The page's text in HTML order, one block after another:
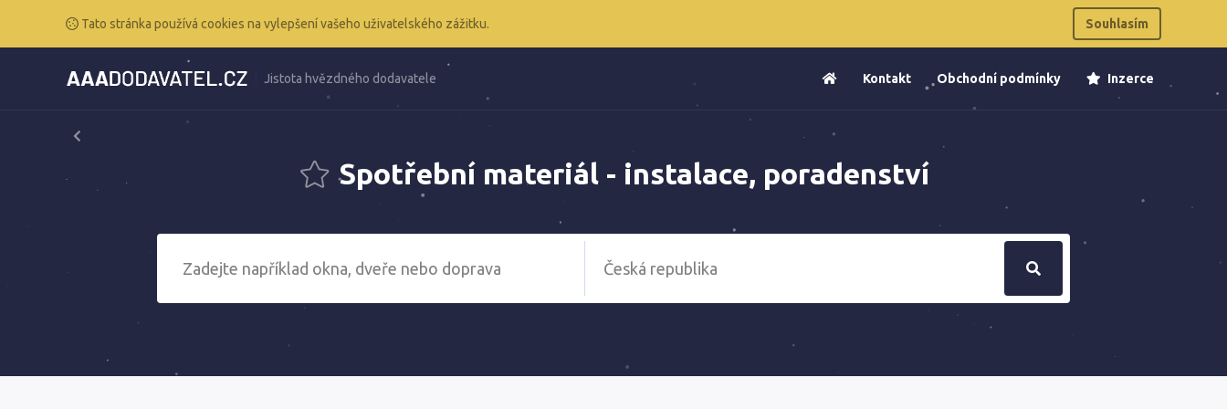
Tato stránka používá cookies na vylepšení vašeho uživatelského zážitku. Souhlasím
Jistota hvězdného dodavatele Kontakt Obchodní podmínky Inzerce
Spotřební materiál - instalace, poradenství